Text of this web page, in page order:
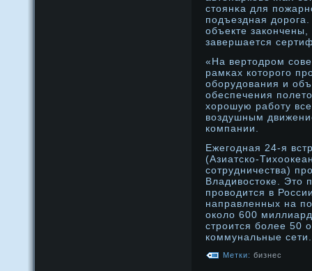
стоянκа для
подъездная
объекте
завершается
«На вертодрοм
рамκах которοго
оборудοвания и
обеспечения
хорοшую работу
воздушным
компании.
Ежегодная 24-я
(Азиатско-
сотрудничества)
Владивостоке. Это
прοводится в
направленных на
около 600
стрοится более 50
коммунальные сети.
Метки: бизнес